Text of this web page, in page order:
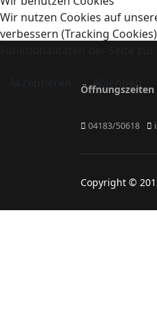
Öffnungszeiten
04183/50618
Copyright ©
Wir nutzen Cookies auf
verbessern (Tracking
Ablehnen